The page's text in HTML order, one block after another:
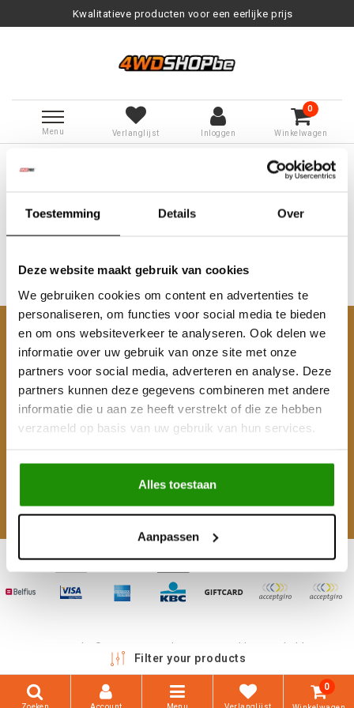
Toestemming Details Over
Deze website maakt gebruik van cookies
We gebruiken cookies om content en advertenties te
personaliseren, om functies voor social media te bieden
en om ons websiteverkeer te analyseren. Ook delen we
informatie over uw gebruik van onze site met onze
partners voor social media, adverteren en analyse. Deze
partners kunnen deze gegevens combineren met andere
informatie die u aan ze heeft verstrekt of die ze hebben
verzameld op basis van uw gebruik van hun services.
Alles toestaan
Aanpassen
Kwalitatieve producten voor een eerlijke prijs
Menu Verlanglijst Inloggen
0
Winkelwagen
Geen producten gevonden!...
Klantenservice
Mijn account
Categorieën
Copyright © 2026 - 4WD Shop | Powered by emarkable
Filter your products
0